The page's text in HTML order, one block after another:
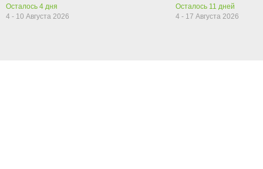
Осталось 4 дня
4 - 10 Августа 2026
Осталось 11 дней
4 - 17 Августа 2026